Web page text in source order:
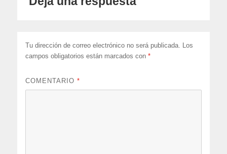
Tu dirección de correo electrónico no será publicada. Los
campos obligatorios están marcados con*
COMENTARIO*